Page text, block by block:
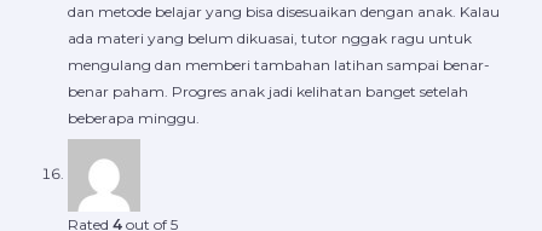
dan metode belajar yang bisa disesuaikan dengan anak. Kalau
ada materi yang belum dikuasai, tutor nggak ragu untuk
mengulang dan memberi tambahan latihan sampai benar-
benar paham. Progres anak jadi kelihatan banget setelah
beberapa minggu.
Rated 4 out of 5